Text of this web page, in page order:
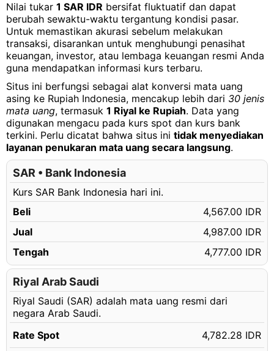
1.05 SAR
Rp5,021.39 IDR
1.06 SAR
Rp5,069.22 IDR
1.07 SAR
Rp5,117.04 IDR
1.08 SAR
Rp5,164.86 IDR
1.09 SAR
Rp5,212.69 IDR
1.10 SAR
Rp5,260.51 IDR
1.11 SAR
Rp5,308.33 IDR
1.12 SAR
Rp5,356.15 IDR
1.13 SAR
1.14 SAR
Rp5,451.80 IDR
1.15 SAR
Rp5,499.62 IDR
1.16 SAR
Rp5,547.44 IDR
1.17 SAR
Rp5,595.27 IDR
1.18 SAR
1.19 SAR
Rp5,690.91 IDR
1.20 SAR
Rp5,738.74 IDR
1.21 SAR
Rp5,786.56 IDR
Nilai tukar 1 SAR IDR bersifat fluktuatif dan dapat
berubah sewaktu-waktu tergantung kondisi pasar.
Untuk memastikan akurasi sebelum melakukan
transaksi, disarankan untuk menghubungi penasihat
keuangan, investor, atau lembaga keuangan resmi Anda
guna mendapatkan informasi kurs terbaru.
Situs ini berfungsi sebagai alat konversi mata uang
asing ke Rupiah Indonesia, mencakup lebih dari 30 jenis
mata uang, termasuk 1 Riyal ke Rupiah. Data yang
digunakan mengacu pada kurs spot dan kurs bank
terkini. Perlu dicatat bahwa situs ini tidak menyediakan
layanan penukaran mata uang secara langsung.
SAR • Bank Indonesia
Kurs SAR Bank Indonesia hari ini.
Beli
4,567.00 IDR
Jual
4,987.00 IDR
Tengah
4,777.00 IDR
Riyal Arab Saudi
Riyal Saudi (SAR) adalah mata uang resmi dari
negara Arab Saudi.
Rate Spot
4,782.28 IDR